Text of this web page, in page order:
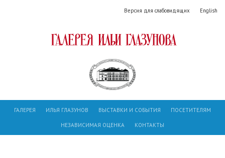
Версия для слабовидящих English
ГАЛЕРЕЯ ИЛЬЯ ГЛАЗУНОВ ВЫСТАВКИ И СОБЫТИЯ ПОСЕТИТЕЛЯМ
НЕЗАВИСИМАЯ ОЦЕНКА КОНТАКТЫ